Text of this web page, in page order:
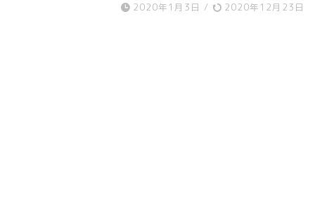
2020年1月3日 / 2020年12月23日